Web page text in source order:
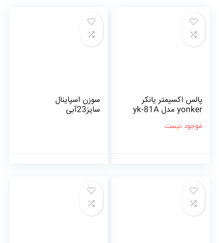
پالس اکسیمتر یانکر
yonker مدل yk-81A
موجود نیست
سوزن اسپاینال
سایز23آبی